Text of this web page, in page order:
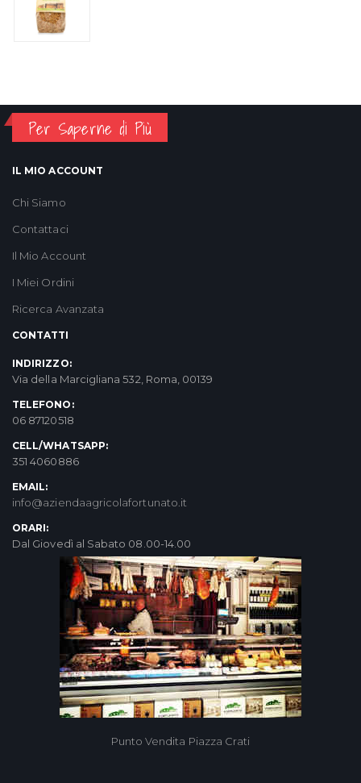
Per Saperne di Più
IL MIO ACCOUNT
Chi Siamo
Contattaci
Il Mio Account
I Miei Ordini
Ricerca Avanzata
CONTATTI
INDIRIZZO:
Via della Marcigliana 532, Roma, 00139
TELEFONO:
06 87120518
CELL/WHATSAPP:
351 4060886
EMAIL:
info@aziendaagricolafortunato.it
ORARI:
Dal Giovedì al Sabato 08.00-14.00
Punto Vendita Piazza Crati